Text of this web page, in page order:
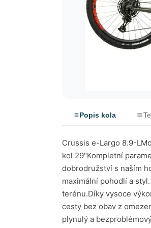
Popis kola
Crussis e-Largo 8.9-LMotorPanasonic GX Power PlusBaterie900WhVýkon75NmPrůměrný dojezd100-210 kmVidliceRockShox - vzduchVelikost kol 29"Kompletní parametryPředstavení Elektrokola e-Largo 8.9-LProzkoumejte hory s e-Largo 8.9-L: více výkonu, více dobrodružství!Vstupte do světa dobrodružství s naším horským elektrokolem e-Largo 8.9-L! Tento výkonný stroj je dostupný ve třech rámových velikostech (18", 20" a 22") a nabízí maximální pohodlí a styl. Se špičkovými brzdami SHIMANO BR-MT200 a plášti MAXXIS Rekon Race 29" si můžete být jisti bezpečnou jízdou v každém terénu.Díky vysoce výkonné baterii LG Li-Ion 36V / 900 Wh máte zajištěn úžasný dojezd až 200 km na jedno nabití. To vám umožňuje prozkoumávat nové cesty bez obav z omezení dojezdu.Srdcem elektrokola je středový motor PANASONIC GX Power Plus s točivým momentem 75 Nm. Tato síla vám poskytne plynulý a bezproblémový výstup na každý kopec.Barevný LCD displej PANASONIC poskytuje veškeré potřebné informace o stavu kola, zatímco přehazovačka SRAM Eagle SX se 12 rychlostmi vám umožňuje plynulé a přesné řazení. S vidlicí ROCKSHOX FS Judy Silver TK Solo Air 29" získáte optimální pohodlí a kontrolu na každém povrchu. Vydejte se na cestu s naším e-Largo 8.9-L a objevujte svět s maximálním komfortem a výkonem! Zajímavostimodelu xPříprava na košík na pitíOriginální příprava pro košík na pití. Vyberte originál barevné košíky přímo od Crussis ZDE.xVyjímatelný akumulátor Možnost dobíjet baterii jak v elektrokole, tak si ji na dobití z kola vyndat.xVzduchová vidliceVzduchová vidlice Vám poskytuje maximální možné pohodlí i při jízdě v terénu.xPříprava na košík